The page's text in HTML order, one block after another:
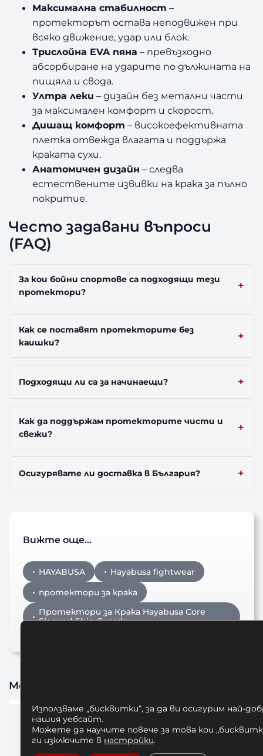
Максимална стабилност –
протекторът остава неподвижен при
всяко движение, удар или блок.
Трислойна EVA пяна – превъзходно
абсорбиране на ударите по дължината на
пищяла и свода.
Ултра леки – дизайн без метални части
за максимален комфорт и скорост.
Дишащ комфорт – високоефективната
плетка отвежда влагата и поддържа
краката сухи.
Анатомичен дизайн – следва
естествените извивки на крака за пълно
покритие.
Често задавани въпроси
(FAQ)
За кои бойни спортове са подходящи тези
протектори?
Как се поставят протекторите без
каишки?
Подходящи ли са за начинаещи?
Как да поддържам протекторите чисти и
свежи?
Осигурявате ли доставка в България?
Вижте още…
HAYABUSA
Hayabusa fightwear
протектори за крака
Протектори за Крака Hayabusa Core
Sleeved Shin Guards
Може да харесате също
Използваме „бисквитки“, за да ви осигурим най-
нашия уебсайт.
Можете да научите повече за това кои
ги изключите в настройки.